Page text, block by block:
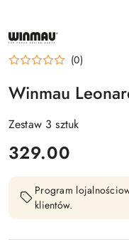
NAZWA
PRODUCENTA:
WINMAU (0)
Winmau
Zestaw 3 sztuk
cena:
329.00
Program
klientów.